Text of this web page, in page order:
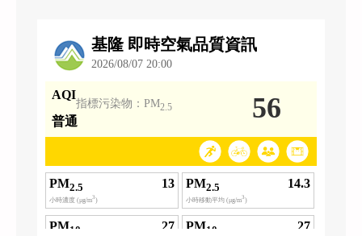
公
告
知。